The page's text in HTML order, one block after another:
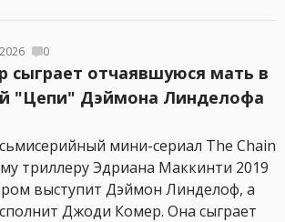
0
отчаявшуюся мать в
"Цепи" Дэймона Линделофа
мини-сериал The Chain
триллеру Эдриана Маккинти 2019
выступит Дэймон Линделоф, а
Джоди Комер. Она сыграет